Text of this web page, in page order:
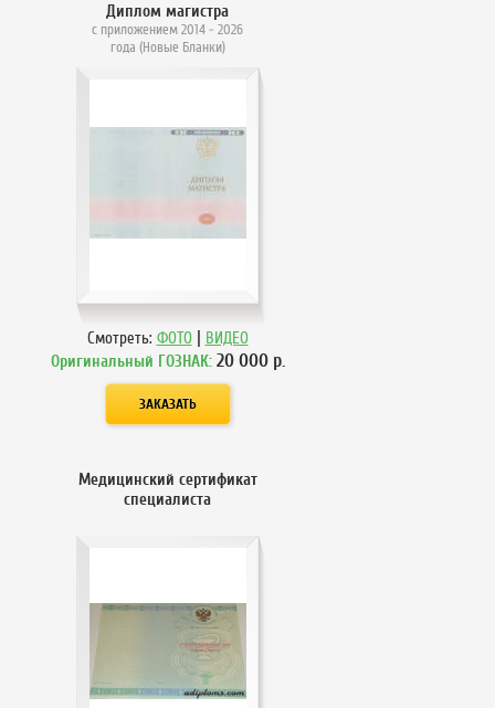
Диплом магистра
с приложением 2014 - 2026
года (Новые Бланки)
Смотреть: ФОТО | ВИДЕО
Оригинальный ГОЗНАК: 20 000р.
Медицинский сертификат
специалиста